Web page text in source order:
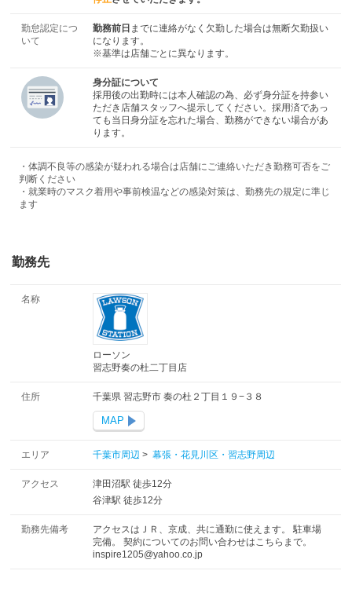
勤怠認定につ
いて
勤務前日 までに連絡がなく欠勤した場合は無断欠勤扱い
になります。
※基準は店舗ごとに異なります。
身分証について
採用後の出勤時には本人確認の為、必ず身分証を持参い
ただき店舗スタッフへ提示してください。採用済であっ
ても当日身分証を忘れた場合、勤務ができない場合があ
ります。
・体調不良等の感染が疑われる場合は店舗にご連絡いただき勤務可否をご
判断ください
・就業時のマスク着用や事前検温などの感染対策は、勤務先の規定に準じ
ます
勤務先
名称
ローソン
習志野奏の杜二丁目店
住所 千葉県 習志野市 奏の杜２丁目１９−３８
MAP
エリア 千葉市周辺> 幕張・花見川区・習志野周辺
アクセス
津田沼駅 徒歩12分
谷津駅 徒歩12分
勤務先備考
アクセスはＪＲ、京成、共に通勤に使えます。 駐車場
完備。 契約についてのお問い合わせはこちらまで。
inspire1205@yahoo.co.jp